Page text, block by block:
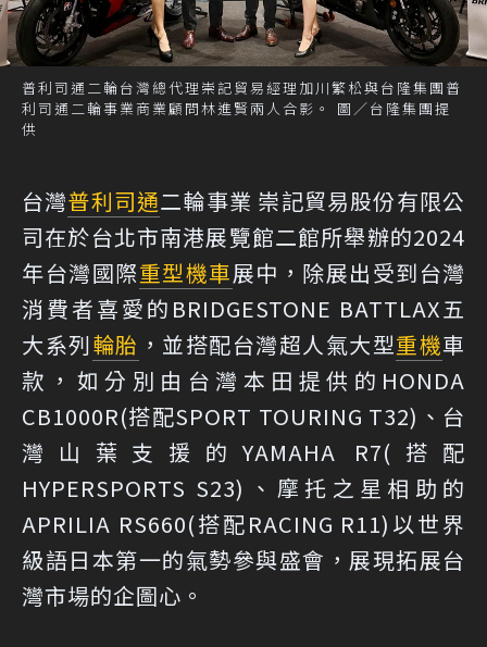
普利司通二輪台灣總代理崇記貿易經理加川繁松與台隆集團普
利司通二輪事業商業顧問林進賢兩人合影。 圖／台隆集團提
供
台灣普利司通二輪事業 崇記貿易股份有限公
司在於台北市南港展覽館二館所舉辦的2024
年台灣國際重型機車展中，除展出受到台灣
消費者喜愛的BRIDGESTONE BATTLAX五
大系列輪胎 ，並搭配台灣超人氣大型重機車
款，如分別由台灣本田提供的HONDA
CB1000R(搭配SPORT TOURING T32)、台
灣山葉支援的YAMAHA R7(搭配
HYPERSPORTS S23)、摩托之星相助的
APRILIA RS660(搭配RACING R11)以世界
級語日本第一的氣勢參與盛會，展現拓展台
灣市場的企圖心。